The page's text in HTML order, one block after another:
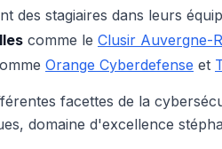
des stagiaires dans leurs
comme le Clusir Auvergne-
Orange Cyberdefense et
facettes de la
domaine d'excellence